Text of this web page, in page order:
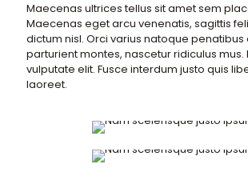
Maecenas ultrices tellus sit amet sem
Maecenas eget arcu venenatis, sagittis
dictum nisl. Orci varius natoque penatibus
parturient montes, nascetur ridiculus mus.
vulputate elit. Fusce interdum justo quis
laoreet.